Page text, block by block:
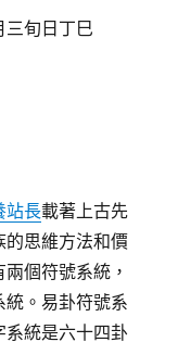
三旬日丁巳
站長載著上古先
的思維方法和價
個符號系統，
。易卦符號系
統是六十四卦